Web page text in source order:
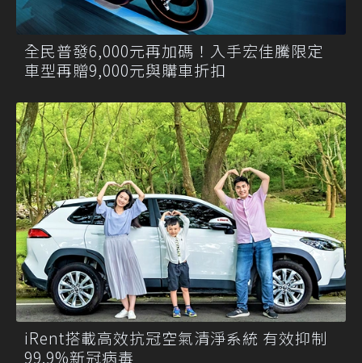
全民普發6,000元再加碼！入手宏佳騰限定
車型再贈9,000元與購車折扣
iRent搭載高效抗冠空氣清淨系統 有效抑制
99.9%新冠病毒